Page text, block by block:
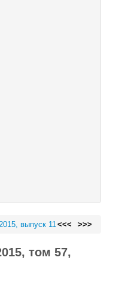
выпуск 11<<< >>>
том 57,